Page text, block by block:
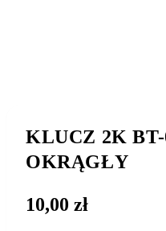
KLUCZ 2K
OKRĄGŁY
10,00 zł